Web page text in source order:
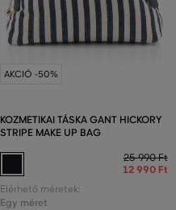
AKCIÓ -50%
KOZMETIKAI TÁSKA GANT HICKORY
STRIPE MAKE UP BAG
25 990 Ft
12 990 Ft
Elérhető méretek:
Egy méret